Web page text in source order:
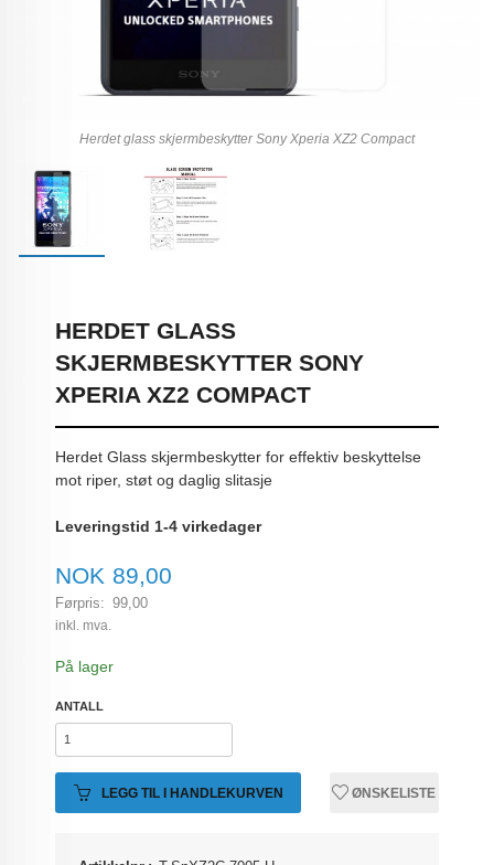
Herdet glass skjermbeskytter Sony Xperia XZ2 Compact
HERDET GLASS
SKJERMBESKYTTER SONY
XPERIA XZ2 COMPACT
Herdet Glass skjermbeskytter for effektiv beskyttelse
mot riper, støt og daglig slitasje
Leveringstid 1-4 virkedager
Tilbud
NOK 89,00
Førpris: 99,00
Rabatt
inkl. mva.
På lager
ANTALL
LEGG TIL I HANDLEKURVEN ØNSKELISTE